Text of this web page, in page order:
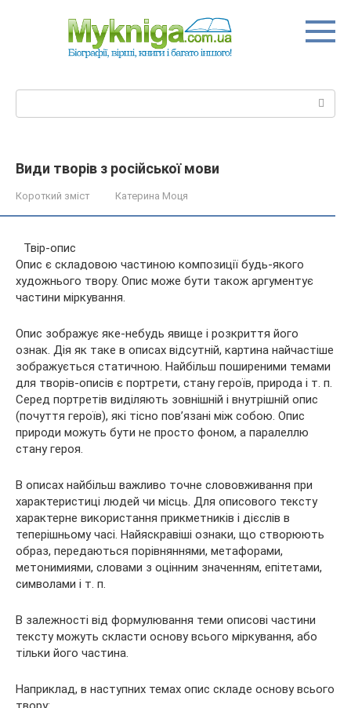
Види творів з російської мови
Короткий зміст Катерина Моця
Твір-опис
Опис є складовою частиною композиції будь-якого
художнього твору. Опис може бути також аргументує
частини міркування.
Опис зображує яке-небудь явище і розкриття його
ознак. Дія як таке в описах відсутній, картина найчастіше
зображується статичною. Найбільш поширеними темами
для творів-описів є портрети, стану героїв, природа і т. п.
Серед портретів виділяють зовнішній і внутрішній опис
(почуття героїв), які тісно пов’язані між собою. Опис
природи можуть бути не просто фоном, а паралеллю
стану героя.
В описах найбільш важливо точне слововживання при
характеристиці людей чи місць. Для описового тексту
характерне використання прикметників і дієслів в
теперішньому часі. Найяскравіші ознаки, що створюють
образ, передаються порівняннями, метафорами,
метонимиями, словами з оцінним значенням, епітетами,
символами і т. п.
В залежності від формулювання теми описові частини
тексту можуть скласти основу всього міркування, або
тільки його частина.
Наприклад, в наступних темах опис складе основу всього